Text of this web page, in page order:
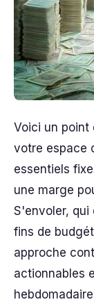
Voici un point
votre espace
essentiels
une marge
S'envoler, qui
fins de
approche
actionnables